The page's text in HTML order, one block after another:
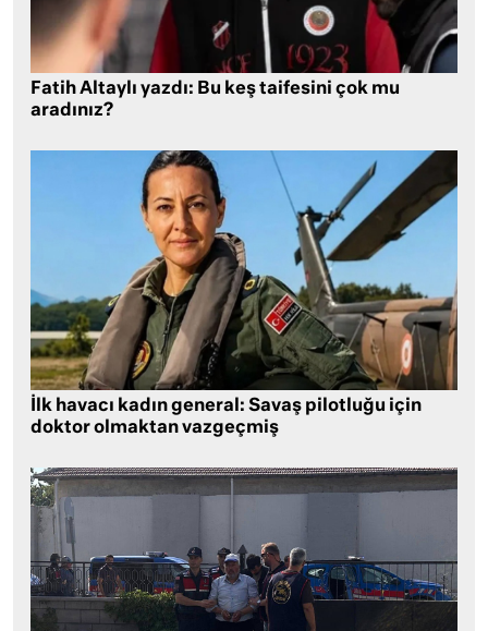
Fatih Altaylı yazdı: Bu keş taifesini çok mu
aradınız?
İlk havacı kadın general: Savaş pilotluğu için
doktor olmaktan vazgeçmiş